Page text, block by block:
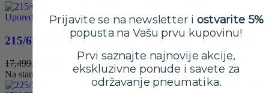
25,499.00 RSD.
Uporedite
215/65 R16 GOODYEAR EFFIGRIP 2 SUV 98H
17,499.00
Originalna
cena
15,799.00 RSD Trenutna
cena
je:
Na stanju
Prijavite se na newsletter i ostvarite 5%
popusta na Vašu prvu kupovinu!
Prvi saznajte najnovije akcije,
ekskluzivne ponude i savete za
održavanje pneumatika.